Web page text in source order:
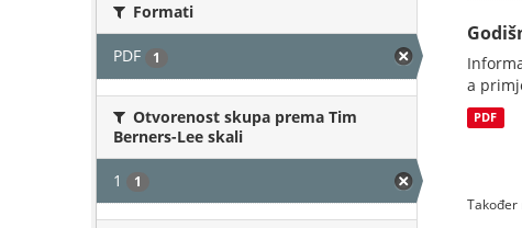
Formati
PDF 1
Otvorenost skupa prema Tim
Berners-Lee skali
1 1
a
PDF
Također